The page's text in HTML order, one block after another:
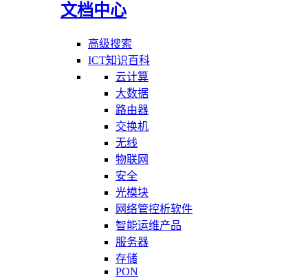
文档中心
高级搜索
ICT知识百科
云计算
大数据
路由器
交换机
无线
物联网
安全
光模块
网络管控析软件
智能运维产品
服务器
存储
PON